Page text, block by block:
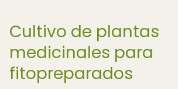
Cultivo de plantas
medicinales para
fitopreparados